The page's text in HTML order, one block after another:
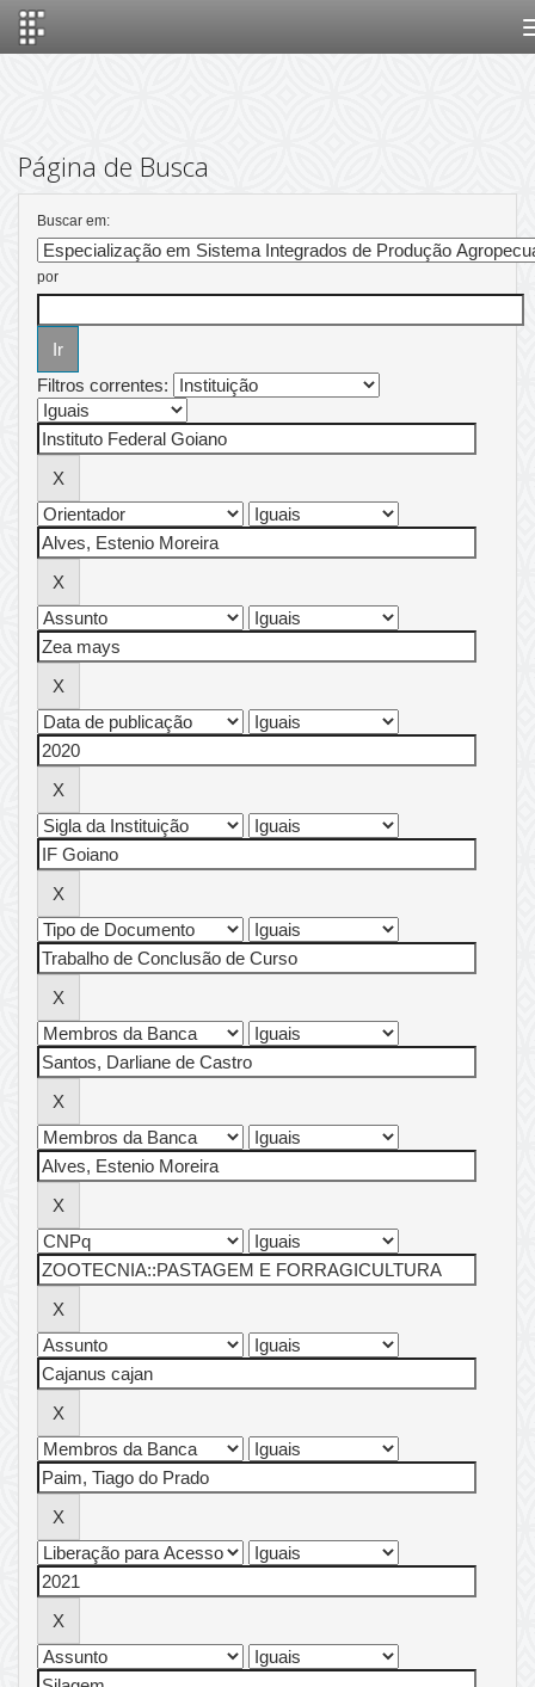
Página de Busca
Buscar em:
por
Filtros correntes: